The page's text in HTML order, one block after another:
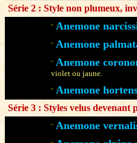
Série 2 : Style non plumeux,
¨ Anemone
¨ Anemone
¨ Anemone
violet ou jaune.
¨ Anemone
Série 3 : Styles velus devenant
¨ Anemone